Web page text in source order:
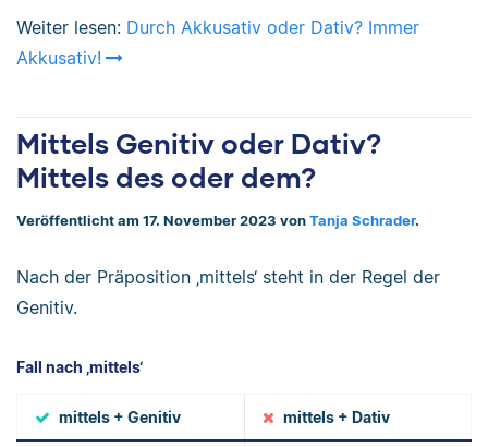
Weiter lesen: Durch Akkusativ oder Dativ? Immer
Akkusativ!
Mittels Genitiv oder Dativ?
Mittels des oder dem?
Veröffentlicht am 17. November 2023 von Tanja Schrader.
Nach der Präposition ‚mittels‘ steht in der Regel der
Genitiv.
Fall nach ‚mittels‘
mittels + Genitiv mittels + Dativ